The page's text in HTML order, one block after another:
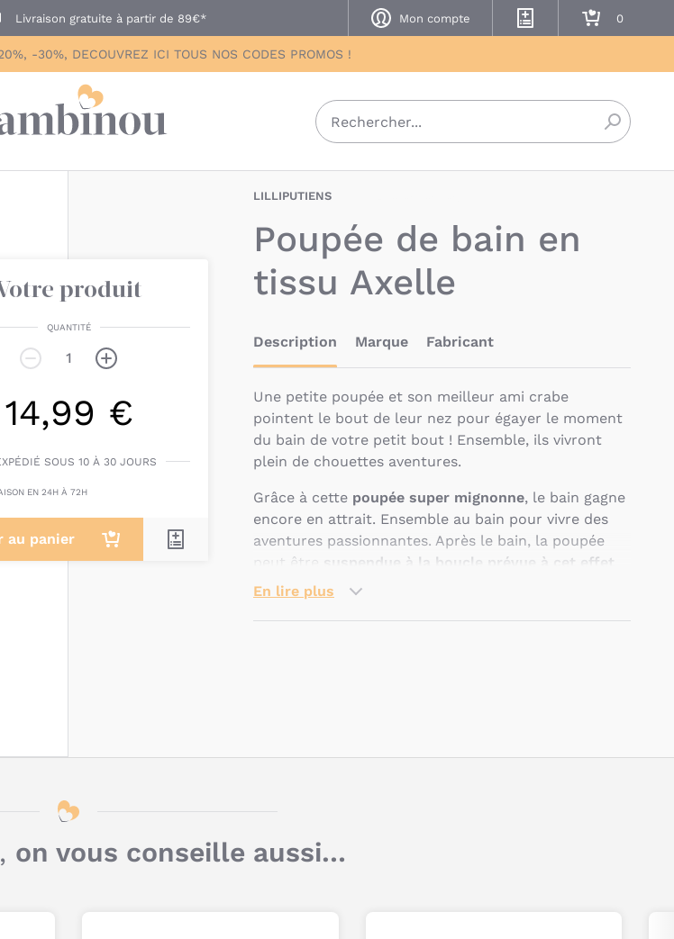
Livraison gratuite à partir de 89€* Mon compte
Mes listes de naissance
Mon panier
-30%, DECOUVREZ ICI TOUS NOS CODES PROMOS !
LILLIPUTIENS
Poupée de bain en
tissu Axelle
produit
QUANTITÉ
14,99 €
SOUS 10 À 30 JOURS
EN 24H À 72H
au panier
Description Marque Fabricant
Une petite poupée et son meilleur ami crabe
pointent le bout de leur nez pour égayer le moment
du bain de votre petit bout ! Ensemble, ils vivront
plein de chouettes aventures.
Grâce à cette poupée super mignonne, le bain gagne
encore en attrait. Ensemble au bain pour vivre des
aventures passionnantes. Après le bain, la poupée
peut être
suspendue à la boucle prévue à cet effet
pour sécher en un minimum de temps.
Cette poupée de 18 cm est confectionnée en
En lire plus
on vous conseille aussi…